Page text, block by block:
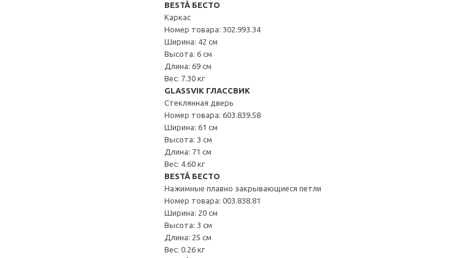
BESTÅ БЕСТО
Каркас
Номер товара: 302.993.34
Ширина: 42 см
Высота: 6 см
Длина: 69 см
Вес: 7.30 кг
GLASSVIK ГЛАССВИК
Стеклянная дверь
Номер товара: 603.839.58
Ширина: 61 см
Высота: 3 см
Длина: 71 см
Вес: 4.60 кг
BESTÅ БЕСТО
Нажимные плавно закрывающиеся петли
Номер товара: 003.838.81
Ширина: 20 см
Высота: 3 см
Длина: 25 см
Вес: 0.26 кг